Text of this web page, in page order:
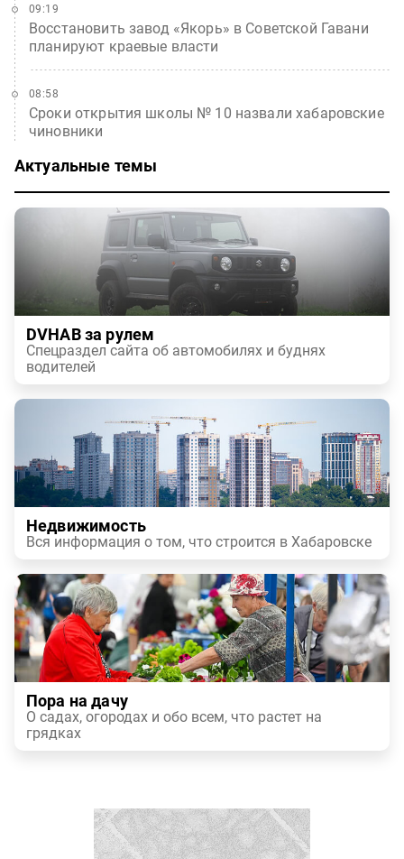
Восстановить завод «Якорь» в Советской Гавани
планируют краевые власти
09:19
Сроки открытия школы № 10 назвали хабаровские
чиновники
08:58
Актуальные темы
DVHAB за рулем
Спецраздел сайта об автомобилях и буднях
водителей
Недвижимость
Вся информация о том, что строится в Хабаровске
Пора на дачу
О садах, огородах и обо всем, что растет на
грядках